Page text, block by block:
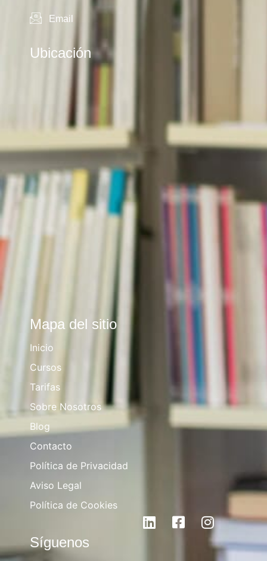
Email
Ubicación
Mapa del sitio
Inicio
Cursos
Tarifas
Sobre Nosotros
Blog
Contacto
Política de Privacidad
Aviso Legal
Política de Cookies
Síguenos